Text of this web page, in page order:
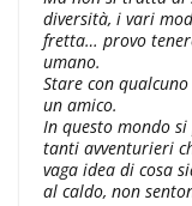
diversità, i vari
fretta… provo
umano.
Stare con
un amico.
In questo mondo
tanti avventurieri
vaga idea di cosa
al caldo, non